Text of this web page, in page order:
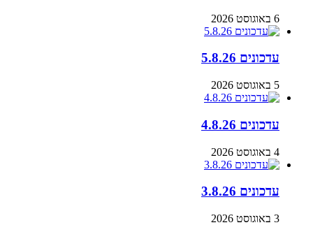
6 באוגוסט 2026
עדכונים 5.8.26
5 באוגוסט 2026
עדכונים 4.8.26
4 באוגוסט 2026
עדכונים 3.8.26
3 באוגוסט 2026